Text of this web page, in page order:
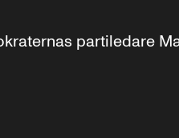
partiledare